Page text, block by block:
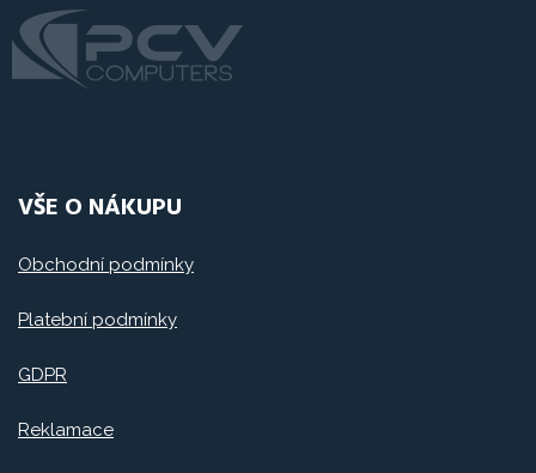
VŠE O NÁKUPU
Obchodní podmínky
Platební podmínky
GDPR
Reklamace